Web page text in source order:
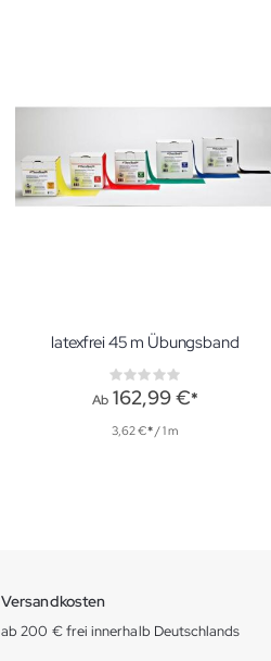
latexfrei 45 m Übungsband
Rating:
0%
Ab 162,99 €
3,62 € / 1 m
Versandkosten
ab 200 € frei innerhalb Deutschlands